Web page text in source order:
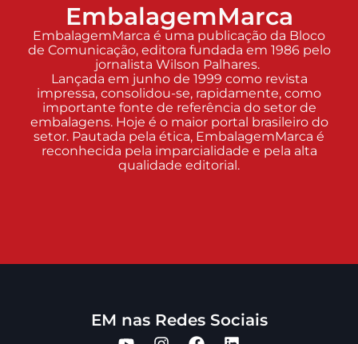
EmbalagemMarca
EmbalagemMarca é uma publicação da Bloco
de Comunicação, editora fundada em 1986 pelo
jornalista Wilson Palhares.
Lançada em junho de 1999 como revista
impressa, consolidou-se, rapidamente, como
importante fonte de referência do setor de
embalagens. Hoje é o maior portal brasileiro do
setor. Pautada pela ética, EmbalagemMarca é
reconhecida pela imparcialidade e pela alta
qualidade editorial.
EM nas Redes Sociais